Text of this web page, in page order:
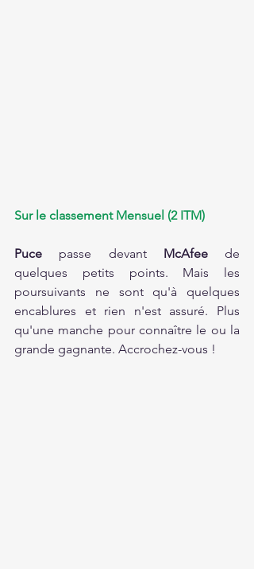
Sur le classement Mensuel (2 ITM)
Puce passe devant McAfee de
quelques petits points. Mais les
poursuivants ne sont qu'à quelques
encablures et rien n'est assuré. Plus
qu'une manche pour connaître le ou la
grande gagnante. Accrochez-vous !